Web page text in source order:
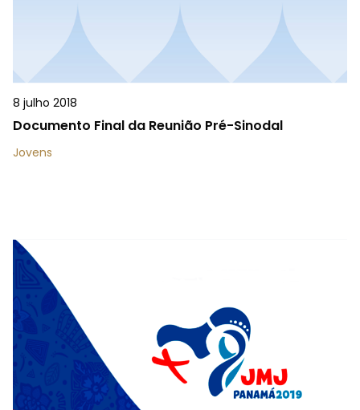
8 julho 2018
Documento Final da Reunião Pré-Sinodal
Jovens